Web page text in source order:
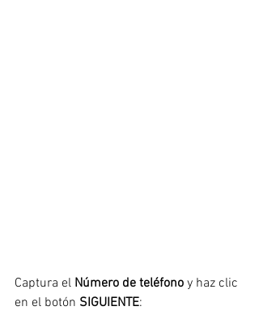
Captura el Número de teléfono y haz clic
en el botón SIGUIENTE: